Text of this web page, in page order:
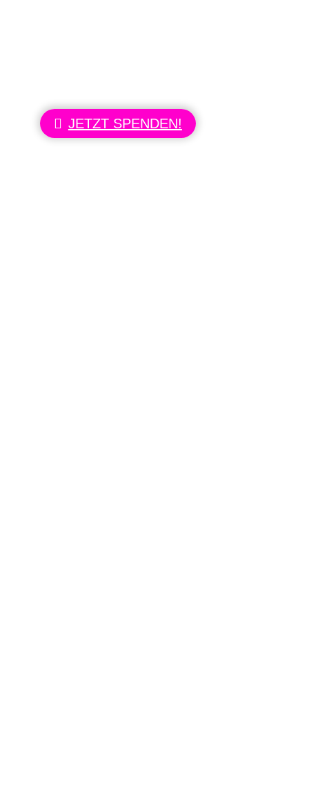
dann spenden Sie doch bitte für unser
JETZT SPENDEN!